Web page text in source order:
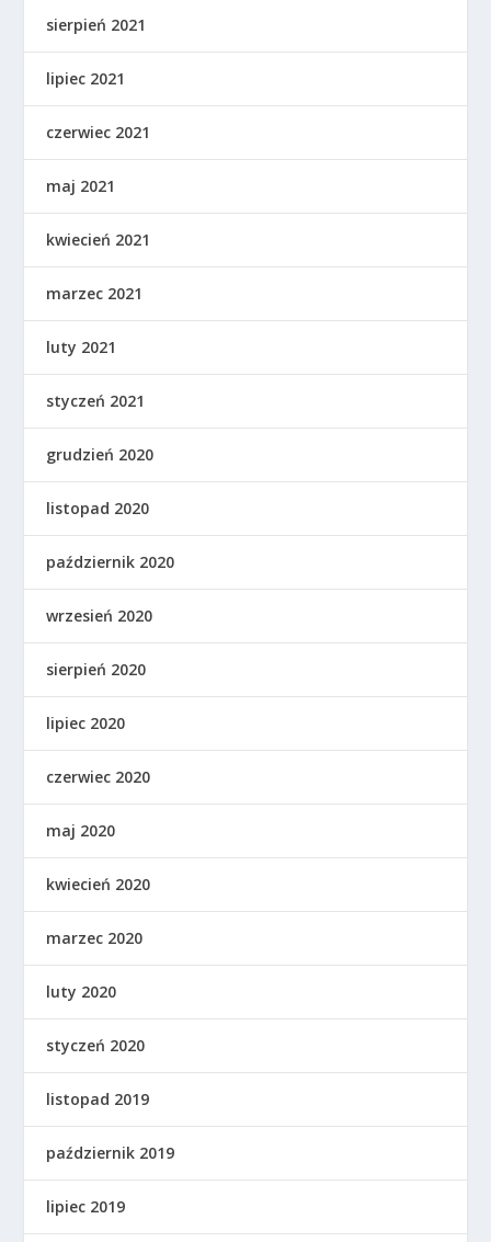
sierpień 2021
lipiec 2021
czerwiec 2021
maj 2021
kwiecień 2021
marzec 2021
luty 2021
styczeń 2021
grudzień 2020
listopad 2020
październik 2020
wrzesień 2020
sierpień 2020
lipiec 2020
czerwiec 2020
maj 2020
kwiecień 2020
marzec 2020
luty 2020
styczeń 2020
listopad 2019
październik 2019
lipiec 2019